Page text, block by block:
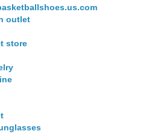
outlet
store